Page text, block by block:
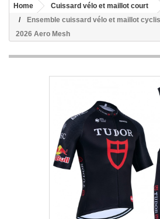
Home
Cuissard vélo et maillot court
Ensemble cuissard vélo et maillot
2026 Aero Mesh